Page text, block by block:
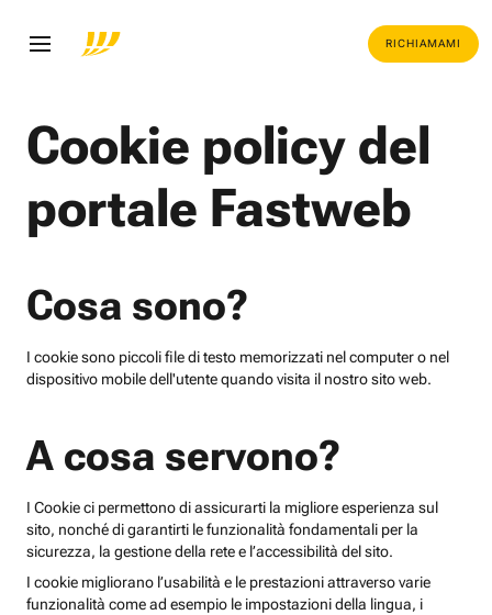
RICHIAMAMI
Cookie policy del
portale Fastweb
Cosa sono?
I cookie sono piccoli file di testo memorizzati nel computer o nel
dispositivo mobile dell'utente quando visita il nostro sito web.
A cosa servono?
I Cookie ci permettono di assicurarti la migliore esperienza sul
sito, nonché di garantirti le funzionalità fondamentali per la
sicurezza, la gestione della rete e l’accessibilità del sito.
I cookie migliorano l’usabilità e le prestazioni attraverso varie
funzionalità come ad esempio le impostazioni della lingua, i